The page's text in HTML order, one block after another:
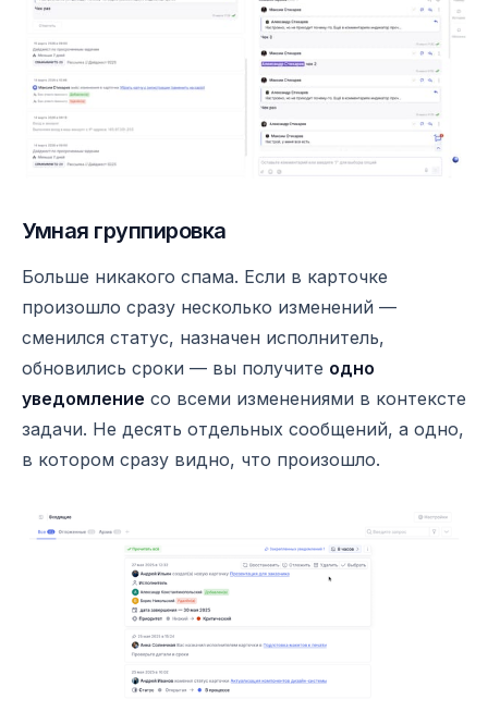
Умная группировка
Больше никакого спама. Если в карточке
произошло сразу несколько изменений —
сменился статус, назначен исполнитель,
обновились сроки — вы получите одно
уведомление со всеми изменениями в контексте
задачи. Не десять отдельных сообщений, а одно,
в котором сразу видно, что произошло.